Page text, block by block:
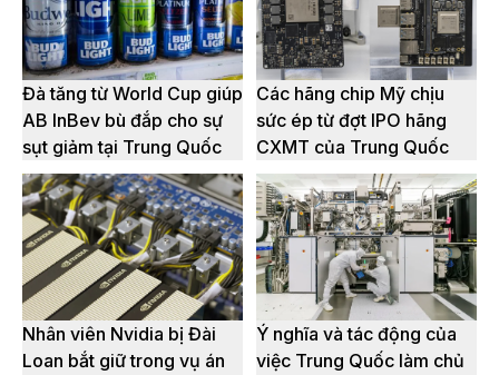
Đà tăng từ World Cup giúp
AB InBev bù đắp cho sự
sụt giảm tại Trung Quốc
Các hãng chip Mỹ chịu
sức ép từ đợt IPO hãng
CXMT của Trung Quốc
Nhân viên Nvidia bị Đài
Loan bắt giữ trong vụ án
Ý nghĩa và tác động của
việc Trung Quốc làm chủ